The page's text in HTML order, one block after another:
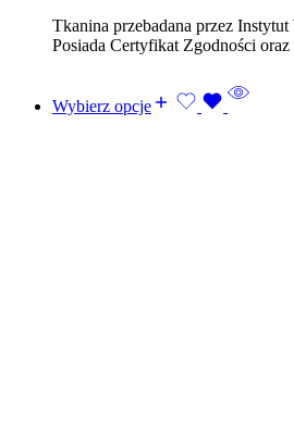
Tkanina przebadana przez Instytut
Posiada Certyfikat Zgodności
Wybierz opcje